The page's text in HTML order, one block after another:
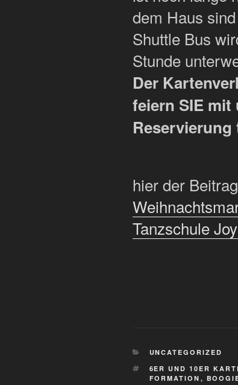
dem Haus
Shuttle Bus
Stunde
Der
feiern SIE mit
Reservierung
hier der
Tanzschule
KATEGORIEN
UNCATEGORIZED
SCHLAGWÖRTER
6ER UND 10ER
FORMATION ,